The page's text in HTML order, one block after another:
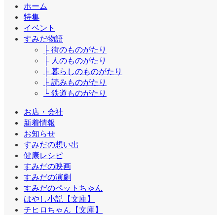
ホーム
特集
イベント
すみだ物語
├ 街のものがたり
├ 人のものがたり
├ 暮らしのものがたり
├ 読みものがたり
└ 鉄道ものがたり
お店・会社
新着情報
お知らせ
すみだの想い出
健康レシピ
すみだの映画
すみだの演劇
すみだのペットちゃん
はやし小説【文庫】
チヒロちゃん【文庫】